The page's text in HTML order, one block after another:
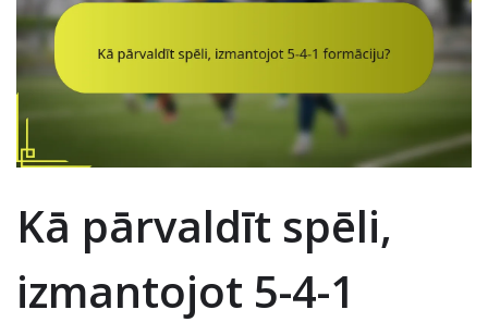
Kā pārvaldīt spēli,
izmantojot 5-4-1